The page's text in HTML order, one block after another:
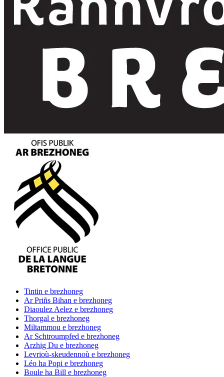
Tintin e brezhoneg
Ar Priñs Bihan e brezhoneg
Diaoulez Aelez e brezhoneg
Thorgal e brezhoneg
Miltammou e brezhoneg
Ar Schtroumpfed e brezhoneg
Arzhig Du e brezhoneg
Levrioù-skeudennoù e brezhoneg
Léo ha Popi e brezhoneg
Boule ha Bill e brezhoneg